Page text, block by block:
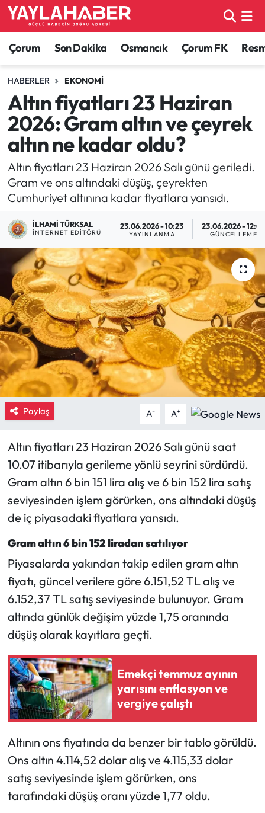
Çorum Son Dakika Osmancık Çorum FK
HABERLER EKONOMI
Altın fiyatları 23 Haziran
2026: Gram altın ve çeyrek
altın ne kadar oldu?
Altın fiyatları 23 Haziran 2026 Salı günü geriledi.
Gram ve ons altındaki düşüş, çeyrekten
Cumhuriyet altınına kadar fiyatlara yansıdı.
İLHAMI TÜRKSAL
İNTERNET EDITÖRÜ
23.06.2026 - 10:23
YAYINLANMA
23.06.2026 - 12:03
GÜNCELLEME
Paylaş A- A+
Altın fiyatları 23 Haziran 2026 Salı günü saat
10.07 itibarıyla gerileme yönlü seyrini sürdürdü.
Gram altın 6 bin 151 lira alış ve 6 bin 152 lira satış
seviyesinden işlem görürken, ons altındaki düşüş
de iç piyasadaki fiyatlara yansıdı.
Gram altın 6 bin 152 liradan satılıyor
Piyasalarda yakından takip edilen gram altın
fiyatı, güncel verilere göre 6.151,52 TL alış ve
6.152,37 TL satış seviyesinde bulunuyor. Gram
altında günlük değişim yüzde 1,75 oranında
düşüş olarak kayıtlara geçti.
Emekçi temmuz ayının
yarısını enflasyon ve
vergiye çalıştı
Altının ons fiyatında da benzer bir tablo görüldü.
Ons altın 4.114,52 dolar alış ve 4.115,33 dolar
satış seviyesinde işlem görürken, ons
tarafındaki düşüş oranı yüzde 1,77 oldu.
Alaca Haberleri
Bayat Haberleri
Bilgi - Keşfet Haberleri
Bilim ve Teknoloji
Boğazkale Haberleri
Çorum Haberleri
Çorum Son Dakika Haberleri
Dodurga Haberleri
Eğitim
Ekonomi
Güncel
İskilip Haberleri
Kargı Haberleri
Kültür Sanat
Laçin Haberleri
Magazin
Mecitözü Haberleri
Oğuzlar Haberleri
Ortaköy Haberleri
Otomotiv
Resmi İlan
Resmi Reklam
Siyaset
Çorum Nöbetçi Eczaneler
Çorum Hava Durumu
Çorum Namaz Vakitleri
Çorum Trafik Yoğunluk Haritası
TFF 1.Lig Puan Durumu ve Fikstür
Tüm Manşetler
Son Dakika Haberleri
Haber Arşivi